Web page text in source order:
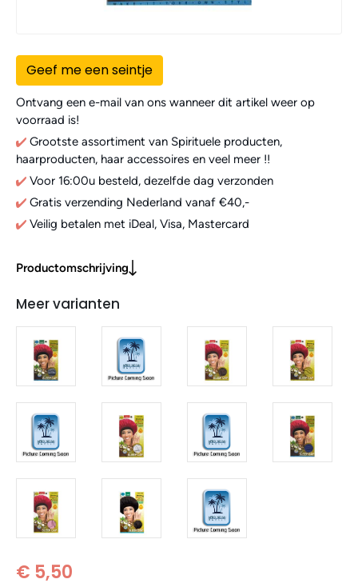
Geef me een seintje
Ontvang een e-mail van ons wanneer dit artikel weer op
voorraad is!
Grootste assortiment van Spirituele producten,
haarproducten, haar accessoires en veel meer !!
Voor 16:00u besteld, dezelfde dag verzonden
Gratis verzending Nederland vanaf €40,-
Veilig betalen met iDeal, Visa, Mastercard
Productomschrijving
Meer varianten
€ 5,50